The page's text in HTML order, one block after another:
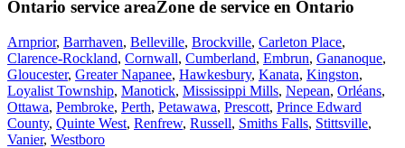
Ontario service areaZone de service en Ontario
Arnprior, Barrhaven, Belleville, Brockville, Carleton Place,
Clarence-Rockland, Cornwall, Cumberland, Embrun, Gananoque,
Gloucester, Greater Napanee, Hawkesbury, Kanata, Kingston,
Loyalist Township, Manotick, Mississippi Mills, Nepean, Orléans,
Ottawa, Pembroke, Perth, Petawawa, Prescott, Prince Edward
County, Quinte West, Renfrew, Russell, Smiths Falls, Stittsville,
Vanier, Westboro